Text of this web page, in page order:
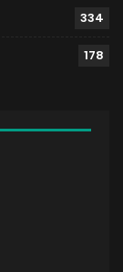
334
178